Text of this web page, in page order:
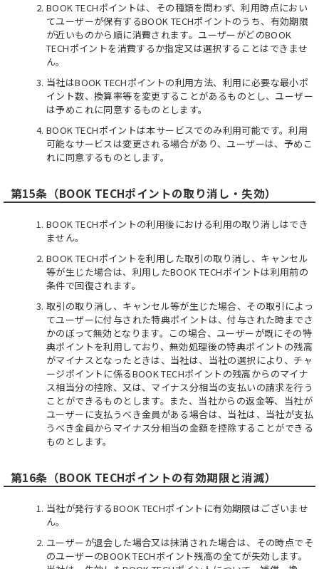
BOOK TECHポイントは、その種類を問わず、利用時点におい
てユーザーが保有するBOOK TECHポイントのうち、有効期限
が近いものから順に消費されます。ユーザーがどのBOOK
TECHポイントを消費するか指定又は選択することはできませ
ん。
当社はBOOK TECHポイントの利用方法、利用に必要な最小ポ
イント数、換算率等を変更することがあるものとし、ユーザー
は予めこれに同意するものとします。
BOOK TECHポイントは本サービスでのみ利用可能です。利用
可能なサービスは変更される場合があり、ユーザーは、予めこ
れに同意するものとします。
第15条（BOOK TECHポイントの取り消し・失効）
BOOK TECHポイントの利用後における利用の取り消しはでき
ません。
BOOK TECHポイントを利用した取引の取り消し、キャンセル
等が生じた場合は、利用したBOOK TECHポイントは利用前の
条件で回復されます。
取引の取り消し、キャンセル等が生じた場合、その取引によっ
てユーザーに付与された特典ポイントは、付与された時までさ
かのぼって無効となります。この場合、ユーザーが既にその特
典ポイントを利用しており、無効処理後の特典ポイントの残高
がマイナスとなったときは、当社は、当社の選択により、チャ
ージポイントに係るBOOK TECHポイントの残高からのマイナ
ス相当分の控除、又は、マイナス分相当の支払いの請求を行う
ことができるものとします。また、当社からの返金等、当社が
ユーザーに支払うべき金員がある場合は、当社は、当社が支払
うべき金員からマイナス分相当の金額を控除することができる
ものとします。
第16条（BOOK TECHポイントの有効期限と消滅）
当社が発行するBOOK TECHポイントに有効期限はございませ
ん。
ユーザーが退会した場合又は抹消された場合は、その時点でそ
のユーザーのBOOK TECHポイント残高の全てが失効します。